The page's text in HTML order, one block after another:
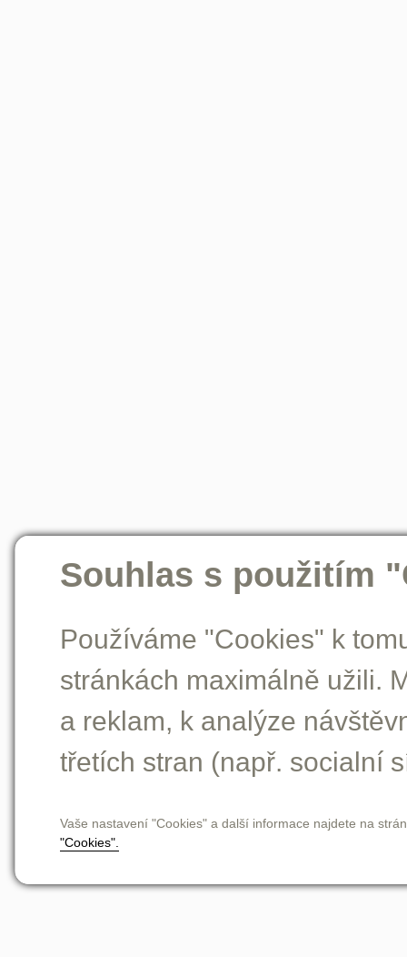
Souhlas s použitím
Používáme "Cookies" k
stránkách maximálně užili.
a reklam, k analýze
třetích stran (např. socialní
Vaše nastavení "Cookies" a další informace najdete na
"Cookies".